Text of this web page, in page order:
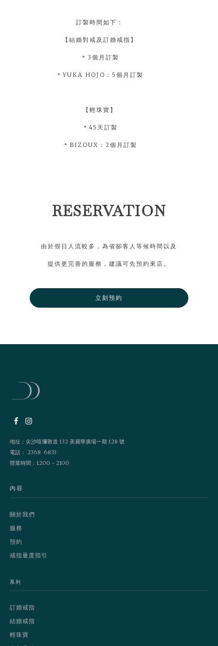
訂製時間如下：
【結婚對戒及訂婚戒指】
＊3個月訂製
＊YUKA HOJO：5個月訂製
【輕珠寶】
＊45天訂製
＊BIZOUX：2個月訂製
RESERVATION
由於假日人流較多，為省卻客人等候時間以及
提供更完善的服務，建議可先預約來店。
立刻預約
地址：尖沙咀彌敦道 132 美麗華廣場一期 128 號
電話： 2368 6833
營業時間：1200 - 2100
內容
關於我們
服務
預約
戒指量度指引
系列
訂婚戒指
結婚戒指
輕珠寶